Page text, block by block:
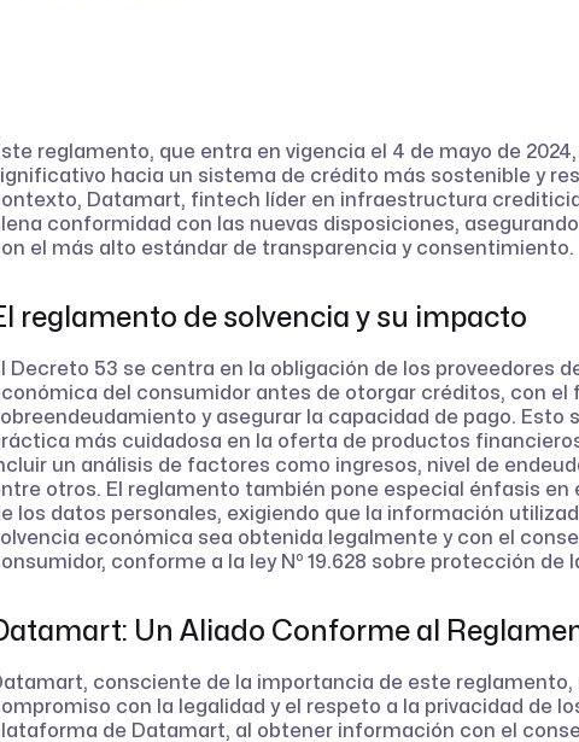
reglamento, que entra en vigencia el 4 de mayo de
hacia un sistema de crédito más sostenible y
Datamart, fintech líder en infraestructura
conformidad con las nuevas disposiciones,
el más alto estándar de transparencia y consentimiento.
reglamento de solvencia y su impacto
Decreto 53 se centra en la obligación de los proveedores
del consumidor antes de otorgar créditos, con el
y asegurar la capacidad de pago. Esto
más cuidadosa en la oferta de productos
un análisis de factores como ingresos, nivel de
otros. El reglamento también pone especial énfasis en
los datos personales, exigiendo que la información
económica sea obtenida legalmente y con el
conforme a la ley Nº 19.628 sobre protección de
Un Aliado Conforme al
consciente de la importancia de este reglamento,
con la legalidad y el respeto a la privacidad de
de Datamart, al obtener información con el